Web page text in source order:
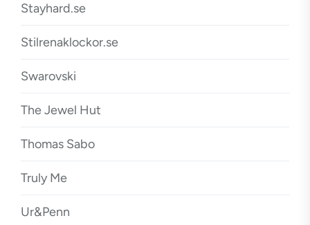
Stayhard.se
Stilrenaklockor.se
Swarovski
The Jewel Hut
Thomas Sabo
Truly Me
Ur&Penn